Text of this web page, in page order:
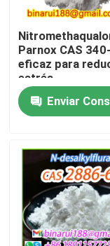
Recorrido por la
Control de
Solicitar una
Materias
Materia prima
intermedios
Parnox CAS
eficaz para
estrés
Enviar